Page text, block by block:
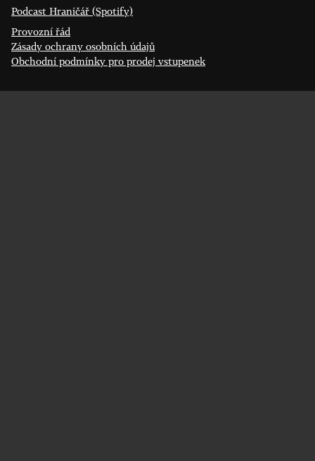
Podcast Hraničář (Spotify)
Provozní řád
Zásady ochrany osobních údajů
Obchodní podmínky pro prodej vstupenek